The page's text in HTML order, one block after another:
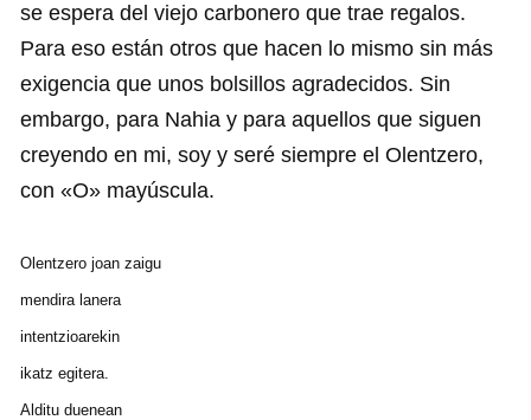
se espera del viejo carbonero que trae regalos.
Para eso están otros que hacen lo mismo sin más
exigencia que unos bolsillos agradecidos. Sin
embargo, para Nahia y para aquellos que siguen
creyendo en mi, soy y seré siempre el Olentzero,
con «O» mayúscula.
Olentzero joan zaigu
mendira lanera
intentzioarekin
ikatz egitera.
Alditu duenean